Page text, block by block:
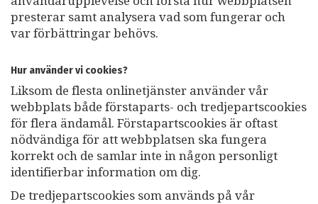
presterar samt analysera vad som fungerar och
var förbättringar behövs.
Hur använder vi cookies?
Liksom de flesta onlinetjänster använder vår
webbplats både förstaparts- och tredjepartscookies
för flera ändamål. Förstapartscookies är oftast
nödvändiga för att webbplatsen ska fungera
korrekt och de samlar inte in någon personligt
identifierbar information om dig.
De tredjepartscookies som används på vår